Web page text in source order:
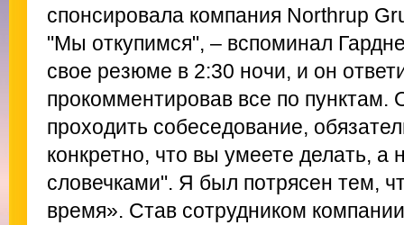
спонсировала компания Northrup
"Мы откупимся", – вспоминал
свое резюме в 2:30 ночи, и он
прокомментировав все по пунктам.
проходить собеседование,
конкретно, что вы умеете делать,
словечками". Я был потрясен тем,
время». Став сотрудником